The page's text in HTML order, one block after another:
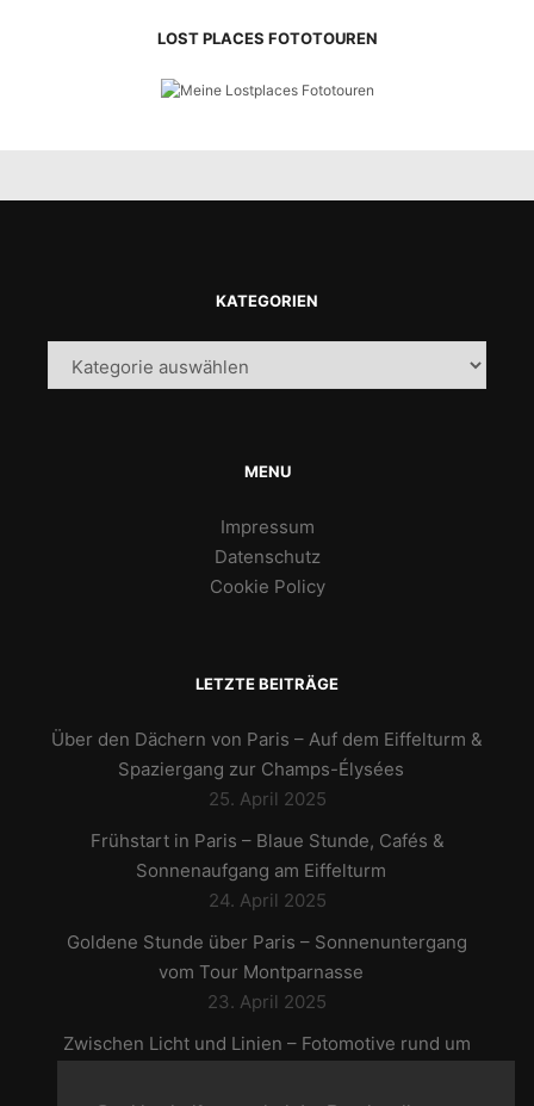
LOST PLACES FOTOTOUREN
KATEGORIEN
Kategorien
MENU
Impressum
Datenschutz
Cookie Policy
LETZTE BEITRÄGE
Über den Dächern von Paris – Auf dem Eiffelturm &
Spaziergang zur Champs-Élysées
25. April 2025
Frühstart in Paris – Blaue Stunde, Cafés &
Sonnenaufgang am Eiffelturm
24. April 2025
Goldene Stunde über Paris – Sonnenuntergang
vom Tour Montparnasse
23. April 2025
Zwischen Licht und Linien – Fotomotive rund um